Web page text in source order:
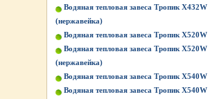
Водяная тепловая завеса Тропик X432W
(нержавейка)
Водяная тепловая завеса Тропик X520W
Водяная тепловая завеса Тропик X520W
(нержавейка)
Водяная тепловая завеса Тропик X540W
Водяная тепловая завеса Тропик X540W